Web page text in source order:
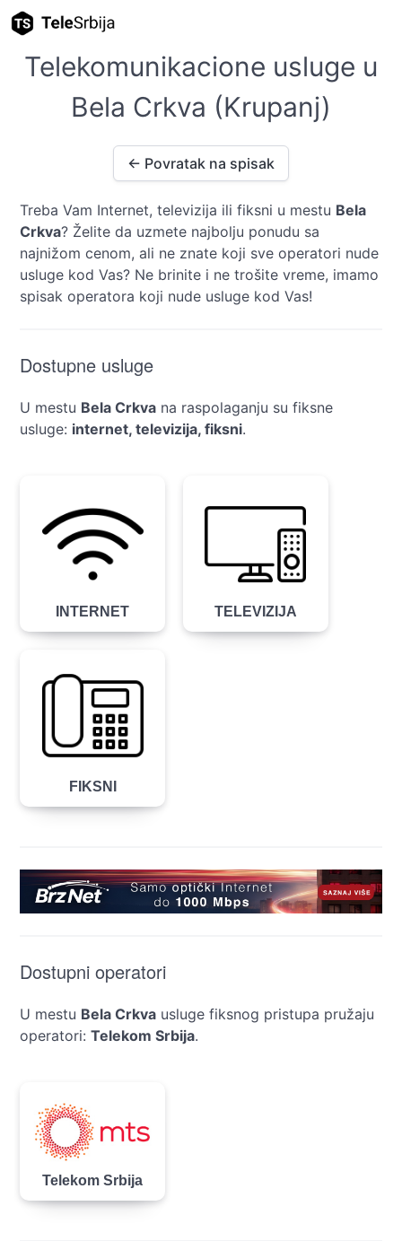
Telekomunikacione usluge u
Bela Crkva (Krupanj)
← Povratak na spisak
Treba Vam Internet, televizija ili fiksni u mestu Bela
Crkva? Želite da uzmete najbolju ponudu sa
najnižom cenom, ali ne znate koji sve operatori nude
usluge kod Vas? Ne brinite i ne trošite vreme, imamo
spisak operatora koji nude usluge kod Vas!
Dostupne usluge
U mestu Bela Crkva na raspolaganju su fiksne
usluge: internet, televizija, fiksni.
INTERNET TELEVIZIJA
FIKSNI
Dostupni operatori
U mestu Bela Crkva usluge fiksnog pristupa pružaju
operatori:Telekom Srbija.
Telekom Srbija